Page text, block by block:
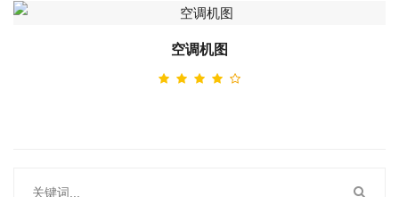
空调机图